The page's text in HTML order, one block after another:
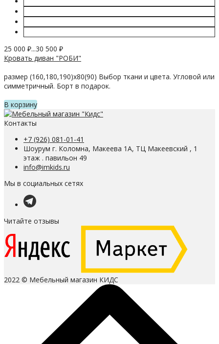
25 000 ₽...30 500 ₽
Кровать диван "РОБИ"
размер (160,180,190)х80(90) Выбор ткани и цвета. Угловой или
симметричный. Борт в подарок.
В корзину
Контакты
+7 (926) 081-01-41
Шоурум г. Коломна, Макеева 1А, ТЦ Макеевский , 1
этаж . павильон 49
info@imkids.ru
Мы в социальных сетях
Читайте отзывы
2022 © Мебельный магазин КИДС